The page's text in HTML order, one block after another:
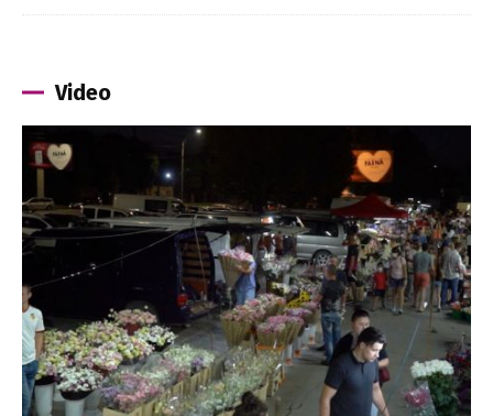
Video